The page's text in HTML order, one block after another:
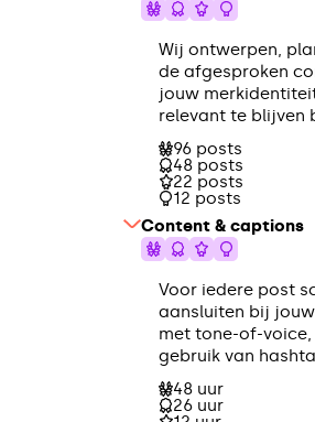
Wij ontwerpen,
de afgesproken
jouw
relevant te blijven
96 posts
48 posts
22 posts
12 posts
Content & captions
Voor iedere post
aansluiten bij
met tone-of-
gebruik van
48 uur
26 uur